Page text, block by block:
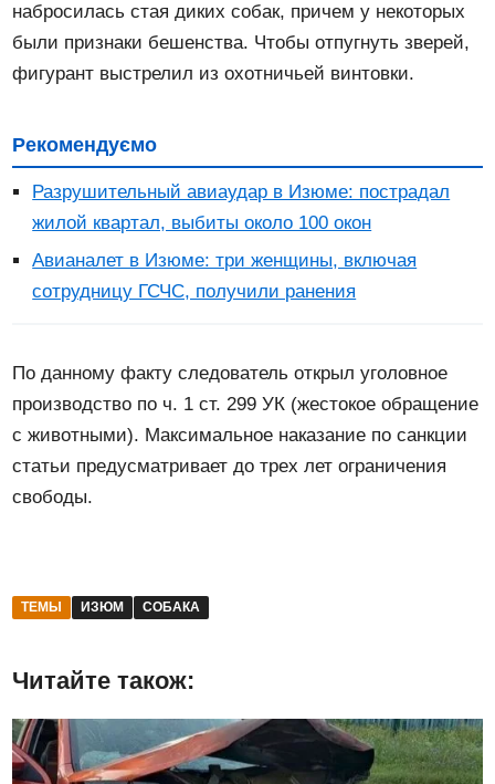
набросилась стая диких собак, причем у некоторых
были признаки бешенства. Чтобы отпугнуть зверей,
фигурант выстрелил из охотничьей винтовки.
Рекомендуємо
Разрушительный авиаудар в Изюме: пострадал
жилой квартал, выбиты около 100 окон
Авианалет в Изюме: три женщины, включая
сотрудницу ГСЧС, получили ранения
По данному факту следователь открыл уголовное
производство по ч. 1 ст. 299 УК (жестокое обращение
с животными). Максимальное наказание по санкции
статьи предусматривает до трех лет ограничения
свободы.
ТЕМЫ ИЗЮМ СОБАКА
Читайте також: